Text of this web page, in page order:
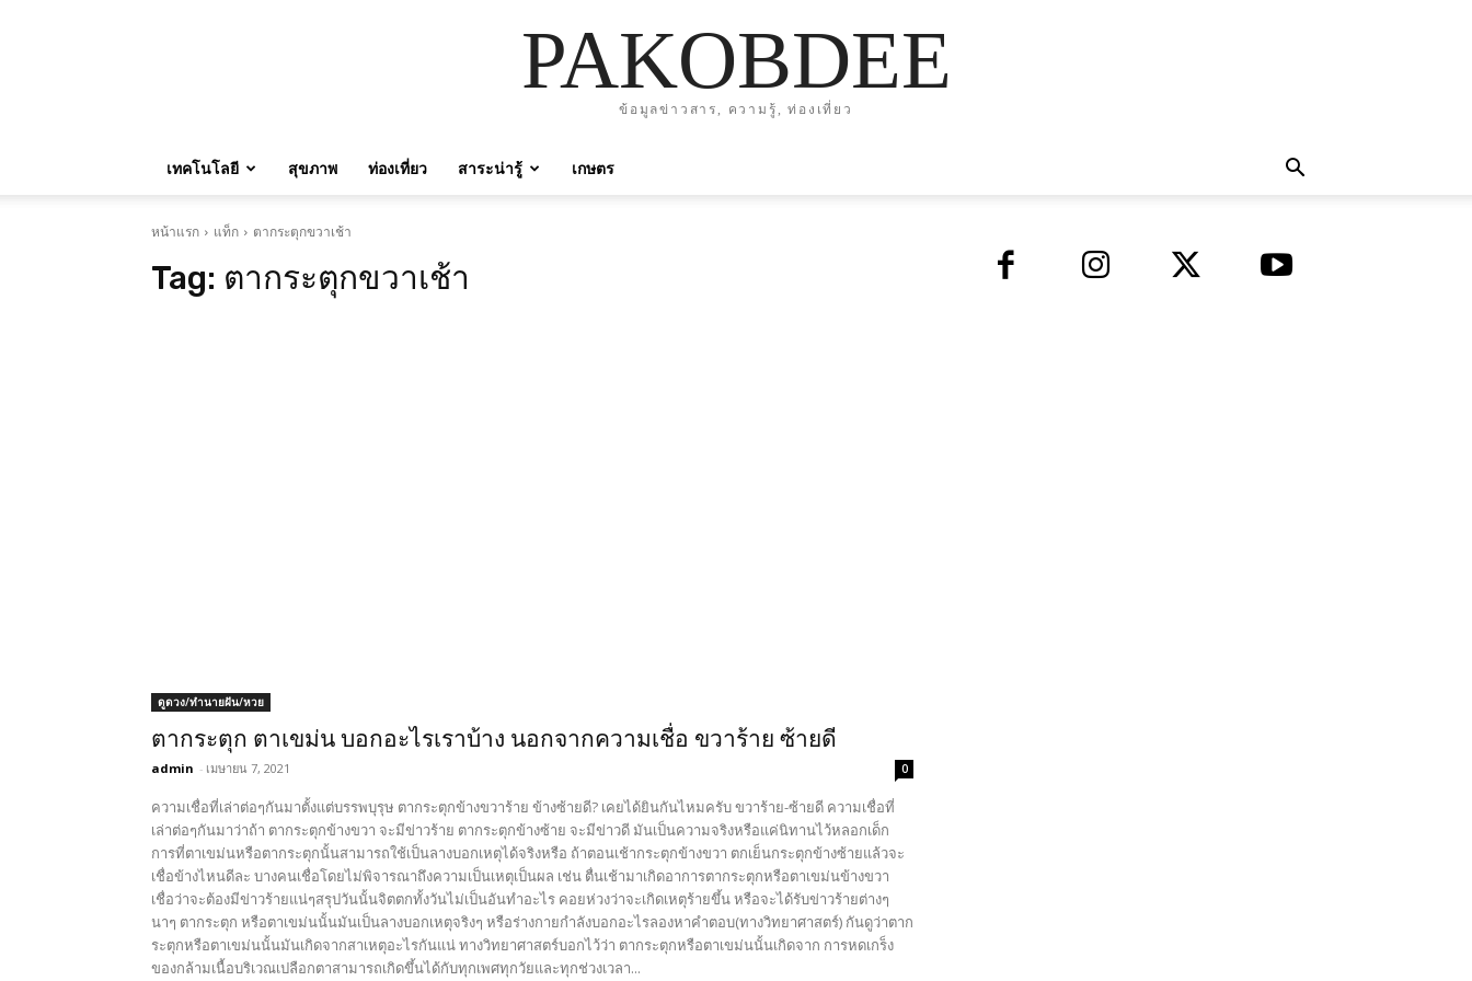
PAKOBDEE
ข้อมูลข่าวสาร, ความรู้, ท่องเที่ยว
เทคโนโลยี สุขภาพ ท่องเที่ยว สาระน่ารู้ เกษตร
หน้าแรก แท็ก ตากระตุกขวาเช้า
Tag: ตากระตุกขวาเช้า
ดูดวง/ทำนายฝัน/หวย
ตากระตุก ตาเขม่น บอกอะไรเราบ้าง นอกจากความเชื่อ ขวาร้าย ซ้ายดี
admin - เมษายน 7, 2021 0
ความเชื่อที่เล่าต่อๆกันมาตั้งแต่บรรพบุรุษ ตากระตุกข้างขวาร้าย ข้างซ้ายดี? เคยได้ยินกันไหมครับ ขวาร้าย-ซ้ายดี ความเชื่อที่
เล่าต่อๆกันมาว่าถ้า ตากระตุกข้างขวา จะมีข่าวร้าย ตากระตุกข้างซ้าย จะมีข่าวดี มันเป็นความจริงหรือแค่นิทานไว้หลอกเด็ก
การที่ตาเขม่นหรือตากระตุกนั้นสามารถใช้เป็นลางบอกเหตุได้จริงหรือ ถ้าตอนเช้ากระตุกข้างขวา ตกเย็นกระตุกข้างซ้ายแล้วจะ
เชื่อข้างไหนดีละ บางคนเชื่อโดยไม่พิจารณาถึงความเป็นเหตุเป็นผล เช่น ตื่นเช้ามาเกิดอาการตากระตุกหรือตาเขม่นข้างขวา
เชื่อว่าจะต้องมีข่าวร้ายแน่ๆสรุปวันนั้นจิตตกทั้งวันไม่เป็นอันทำอะไร คอยห่วงว่าจะเกิดเหตุร้ายขึ้น หรือจะได้รับข่าวร้ายต่างๆ
นาๆ ตากระตุก หรือตาเขม่นนั้นมันเป็นลางบอกเหตุจริงๆ หรือร่างกายกำลังบอกอะไรลองหาคำตอบ(ทางวิทยาศาสตร์) กันดูว่าตาก
ระตุกหรือตาเขม่นนั้นมันเกิดจากสาเหตุอะไรกันแน่ ทางวิทยาศาสตร์บอกไว้ว่า ตากระตุกหรือตาเขม่นนั้นเกิดจาก การหดเกร็ง
ของกล้ามเนื้อบริเวณเปลือกตาสามารถเกิดขึ้นได้กับทุกเพศทุกวัยและทุกช่วงเวลา...